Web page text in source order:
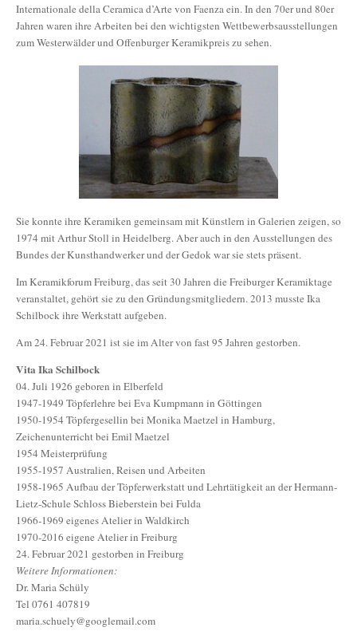
Internationale della Ceramica d’Arte von Faenza ein. In den 70er und 80er
Jahren waren ihre Arbeiten bei den wichtigsten Wettbewerbsausstellungen
zum Westerwälder und Offenburger Keramikpreis zu sehen.
Sie konnte ihre Keramiken gemeinsam mit Künstlern in Galerien zeigen, so
1974 mit Arthur Stoll in Heidelberg. Aber auch in den Ausstellungen des
Bundes der Kunsthandwerker und der Gedok war sie stets präsent.
Im Keramikforum Freiburg, das seit 30 Jahren die Freiburger Keramiktage
veranstaltet, gehört sie zu den Gründungsmitgliedern. 2013 musste Ika
Schilbock ihre Werkstatt aufgeben.
Am 24. Februar 2021 ist sie im Alter von fast 95 Jahren gestorben.
Vita Ika Schilbock
04. Juli 1926 geboren in Elberfeld
1947-1949 Töpferlehre bei Eva Kumpmann in Göttingen
1950-1954 Töpfergesellin bei Monika Maetzel in Hamburg,
Zeichenunterricht bei Emil Maetzel
1954 Meisterprüfung
1955-1957 Australien, Reisen und Arbeiten
1958-1965 Aufbau der Töpferwerkstatt und Lehrtätigkeit an der Hermann-
Lietz-Schule Schloss Bieberstein bei Fulda
1966-1969 eigenes Atelier in Waldkirch
1970-2016 eigene Atelier in Freiburg
24. Februar 2021 gestorben in Freiburg
Weitere Informationen:
Dr. Maria Schüly
Tel 0761 407819
maria.schuely@googlemail.com